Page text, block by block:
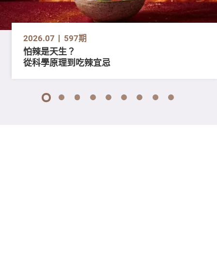
2026.07 597期
怕辣是天生？
從科學原理到吃辣宜忌
1 2 3 4 5 6 7 8 9